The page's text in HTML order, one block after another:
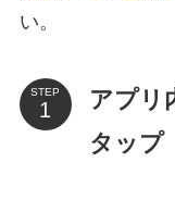
い。
STEP
アプリ
タップ